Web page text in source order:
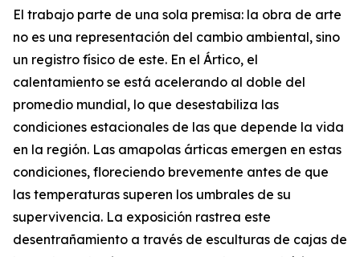
El trabajo parte de una sola premisa: la obra de arte
no es una representación del cambio ambiental, sino
un registro físico de este. En el Ártico, el
calentamiento se está acelerando al doble del
promedio mundial, lo que desestabiliza las
condiciones estacionales de las que depende la vida
en la región. Las amapolas árticas emergen en estas
condiciones, floreciendo brevemente antes de que
las temperaturas superen los umbrales de su
supervivencia. La exposición rastrea este
desentrañamiento a través de esculturas de cajas de